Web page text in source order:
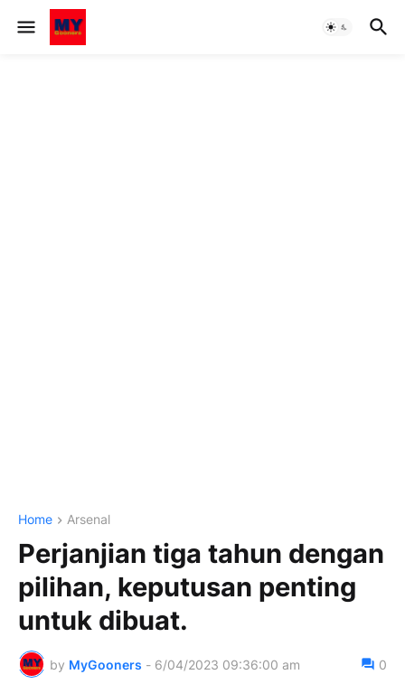
Home Arsenal
Perjanjian tiga tahun dengan
pilihan, keputusan penting
untuk dibuat.
by MyGooners - 6/04/2023 09:36:00 am 0